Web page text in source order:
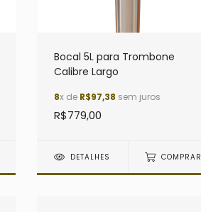
Bocal 5L para Trombone
Calibre Largo
8x de R$97,38 sem juros
R$779,00
DETALHES COMPRAR